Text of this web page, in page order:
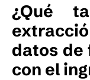
¿Qué
datos de
con el